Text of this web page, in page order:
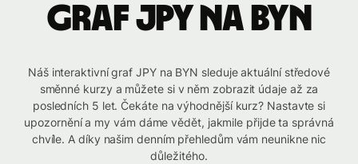
graf JPY na BYN
Náš interaktivní graf JPY na BYN sleduje aktuální středové
směnné kurzy a můžete si v něm zobrazit údaje až za
posledních 5 let. Čekáte na výhodnější kurz? Nastavte si
upozornění a my vám dáme vědět, jakmile přijde ta správná
chvíle. A díky našim denním přehledům vám neunikne nic
důležitého.